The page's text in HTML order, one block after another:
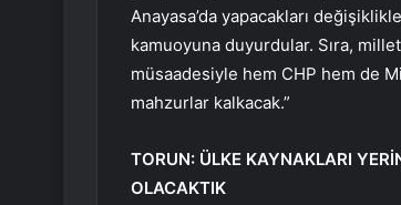
Anayasa’da yapacakları
kamuoyuna duyurdular. Sıra,
müsaadesiyle hem CHP hem de
mahzurlar kalkacak.”
TORUN: ÜLKE KAYNAKLARI
OLACAKTIK